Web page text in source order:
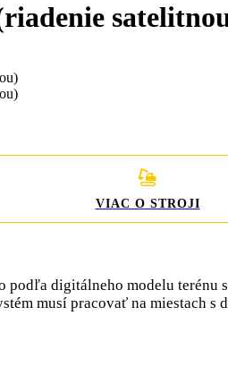
VIAC O STROJI
podľa digitálneho modelu terénu
musí pracovať na miestach